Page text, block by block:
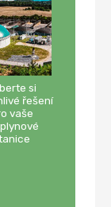
si
řešení
vaše